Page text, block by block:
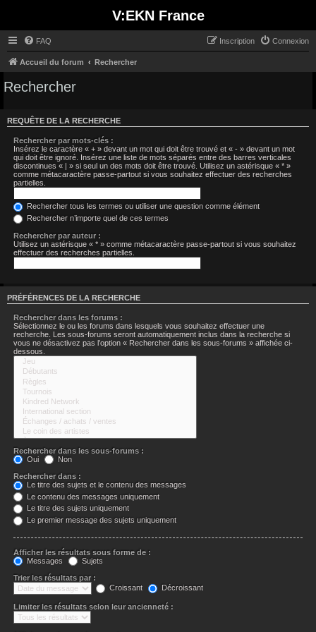
V:EKN France
FAQ Connexion
Inscription
Accueil du forum Rechercher
Rechercher
REQUÊTE DE LA RECHERCHE
Rechercher par mots-clés :
Insérez le caractère « + » devant un mot qui doit être trouvé et « - » devant un mot
qui doit être ignoré. Insérez une liste de mots séparés entre des barres verticales
discontinues « | » si seul un des mots doit être trouvé. Utilisez un astérisque « * »
comme métacaractère passe-partout si vous souhaitez effectuer des recherches
partielles.
Rechercher tous les termes ou utiliser une question comme élément
Rechercher n’importe quel de ces termes
Rechercher par auteur :
Utilisez un astérisque « * » comme métacaractère passe-partout si vous souhaitez
effectuer des recherches partielles.
PRÉFÉRENCES DE LA RECHERCHE
Rechercher dans les forums :
Sélectionnez le ou les forums dans lesquels vous souhaitez effectuer une
recherche. Les sous-forums seront automatiquement inclus dans la recherche si
vous ne désactivez pas l’option « Rechercher dans les sous-forums » affichée ci-
dessous.
Rechercher dans les sous-forums :
Oui
Non
Rechercher dans :
Le titre des sujets et le contenu des messages
Le contenu des messages uniquement
Le titre des sujets uniquement
Le premier message des sujets uniquement
Afficher les résultats sous forme de :
Messages
Sujets
Trier les résultats par :
Croissant
Décroissant
Limiter les résultats selon leur ancienneté :